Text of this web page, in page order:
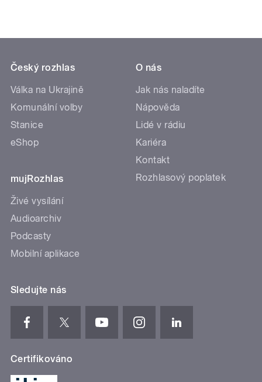
Český rozhlas
Válka na Ukrajině
Komunální volby
Stanice
eShop
mujRozhlas
Živé vysílání
Audioarchiv
Podcasty
Mobilní aplikace
O nás
Jak nás naladíte
Nápověda
Lidé v rádiu
Kariéra
Kontakt
Rozhlasový poplatek
Sledujte nás
Certifikováno